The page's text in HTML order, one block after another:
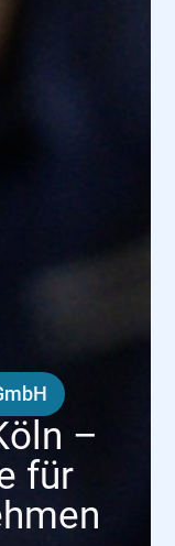
–
für